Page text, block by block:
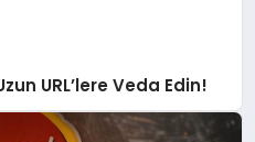
URL’lere Veda Edin!